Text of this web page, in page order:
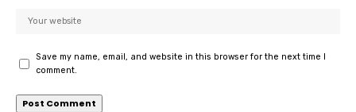
Save my name, email, and website in this browser for the next time I
comment.